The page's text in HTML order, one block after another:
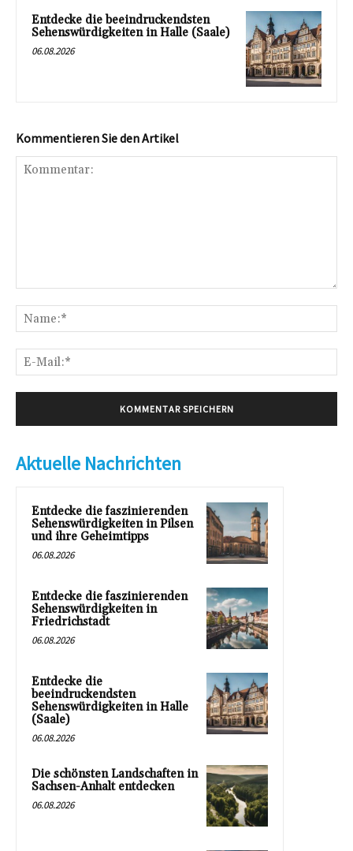
Entdecke die beeindruckendsten
Sehenswürdigkeiten in Halle (Saale)
06.08.2026
Kommentieren Sie den Artikel
Aktuelle Nachrichten
Entdecke die faszinierenden
Sehenswürdigkeiten in Pilsen
und ihre Geheimtipps
06.08.2026
Entdecke die faszinierenden
Sehenswürdigkeiten in
Friedrichstadt
06.08.2026
Entdecke die
beeindruckendsten
Sehenswürdigkeiten in Halle
(Saale)
06.08.2026
Die schönsten Landschaften in
Sachsen-Anhalt entdecken
06.08.2026